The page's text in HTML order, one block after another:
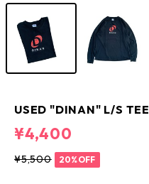
USED "DINAN" L/S TEE
¥4,400
¥5,500 20%OFF